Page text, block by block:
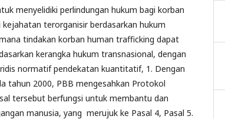
menyelidiki perlindungan hukum bagi korban
terorganisir berdasarkan hukum
tindakan korban human trafficking dapat
kerangka hukum transnasional, dengan
normatif pendekatan kuantitatif, 1. Dengan
tahun 2000, PBB mengesahkan Protokol
tersebut berfungsi untuk membantu dan
manusia, yang merujuk ke Pasal 4, Pasal 5.